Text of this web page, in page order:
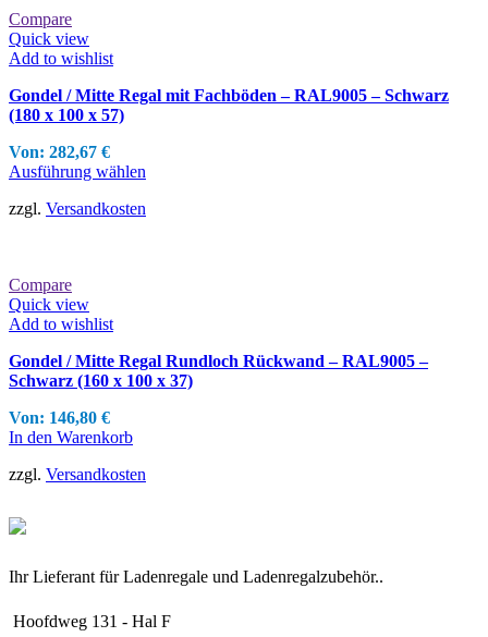
Compare
Quick view
Add to wishlist
Gondel / Mitte Regal mit Fachböden – RAL9005 – Schwarz
(180 x 100 x 57)
Von: 282,67 €
Ausführung wählen
zzgl. Versandkosten
Compare
Quick view
Add to wishlist
Gondel / Mitte Regal Rundloch Rückwand – RAL9005 –
Schwarz (160 x 100 x 37)
Von: 146,80 €
In den Warenkorb
zzgl. Versandkosten
Ihr Lieferant für Ladenregale und Ladenregalzubehör..
Hoofdweg 131 - Hal F